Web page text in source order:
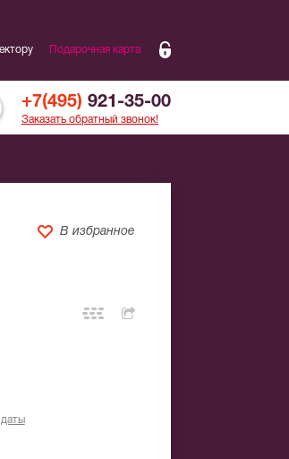
Подарочная карта
+7(495) 921-35-00
Заказать обратный звонок!
В избранное